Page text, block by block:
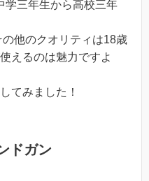
学三年生から高校三年
他のクオリティは18歳
えるのは魅力ですよ
てみました！
ドガン